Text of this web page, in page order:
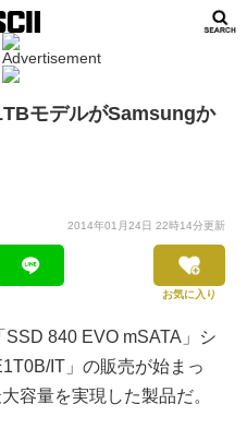
モデルがSamsungか
2014年01月24日 22時14分更新
お気に入り
840 EVO mSATA」シ
IT」の販売が始まっ
容量を実現した製品だ。